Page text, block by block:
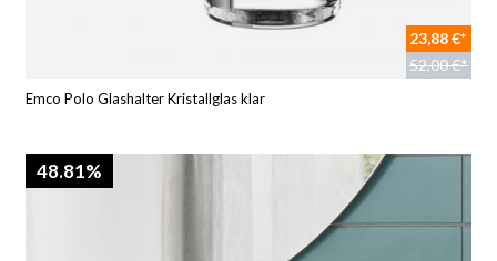
23,88 €*
52,00 €*
Emco Polo Glashalter Kristallglas klar
48.81%